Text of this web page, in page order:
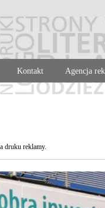
Kontakt Agencja
druku reklamy.